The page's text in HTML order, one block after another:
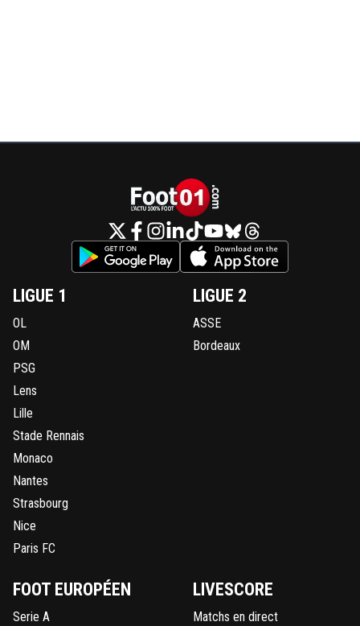
LIGUE 1
OL
OM
PSG
Lens
Lille
Stade Rennais
Monaco
Nantes
Strasbourg
Nice
Paris FC
LIGUE 2
ASSE
Bordeaux
FOOT EUROPÉEN
Serie A
LIVESCORE
Matchs en direct